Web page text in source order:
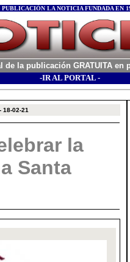
PUBLICACIÓN LA NOTICIA FUNDADA EN
de la publicación GRATUITA en
-IR AL PORTAL -
18-02-21
la
Santa